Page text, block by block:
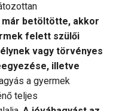
már betöltötte, akkor
felett szülői
vagy törvényes
illetve
a gyermek
teljes